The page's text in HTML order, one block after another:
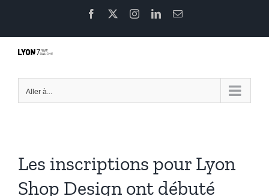
contenu
Facebook InstagramLinkedInEmail
Aller à...
Les inscriptions pour Lyon
Shop Design ont débuté